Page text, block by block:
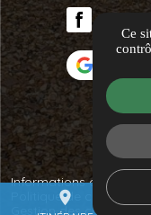
place
Informations
Politique de
Gestion des cookies
Ce